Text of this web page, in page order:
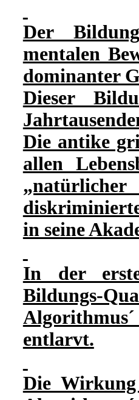
Der
mentalen
dominanter
Dieser
Die antike
allen
in seine
In der
Bildungs-
entlarvt.
Die